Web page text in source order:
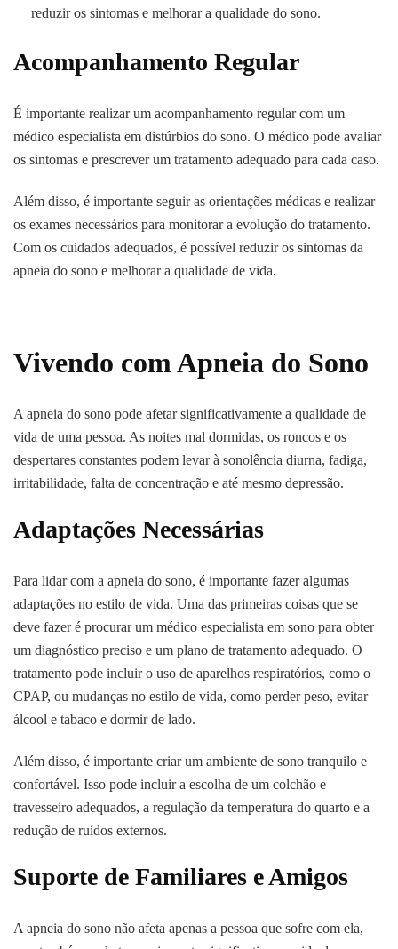
reduzir os sintomas e melhorar a qualidade do sono.
Acompanhamento Regular
É importante realizar um acompanhamento regular com um
médico especialista em distúrbios do sono. O médico pode avaliar
os sintomas e prescrever um tratamento adequado para cada caso.
Além disso, é importante seguir as orientações médicas e realizar
os exames necessários para monitorar a evolução do tratamento.
Com os cuidados adequados, é possível reduzir os sintomas da
apneia do sono e melhorar a qualidade de vida.
Vivendo com Apneia do Sono
A apneia do sono pode afetar significativamente a qualidade de
vida de uma pessoa. As noites mal dormidas, os roncos e os
despertares constantes podem levar à sonolência diurna, fadiga,
irritabilidade, falta de concentração e até mesmo depressão.
Adaptações Necessárias
Para lidar com a apneia do sono, é importante fazer algumas
adaptações no estilo de vida. Uma das primeiras coisas que se
deve fazer é procurar um médico especialista em sono para obter
um diagnóstico preciso e um plano de tratamento adequado. O
tratamento pode incluir o uso de aparelhos respiratórios, como o
CPAP, ou mudanças no estilo de vida, como perder peso, evitar
álcool e tabaco e dormir de lado.
Além disso, é importante criar um ambiente de sono tranquilo e
confortável. Isso pode incluir a escolha de um colchão e
travesseiro adequados, a regulação da temperatura do quarto e a
redução de ruídos externos.
Suporte de Familiares e Amigos
A apneia do sono não afeta apenas a pessoa que sofre com ela,